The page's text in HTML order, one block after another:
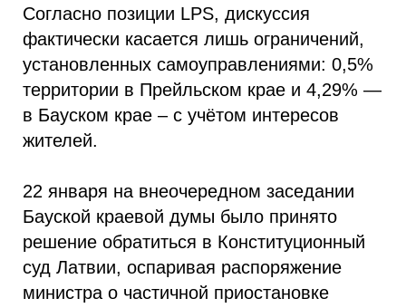
Согласно позиции LPS, дискуссия
фактически касается лишь ограничений,
установленных самоуправлениями: 0,5%
территории в Прейльском крае и 4,29% —
в Бауском крае – с учётом интересов
жителей.
22 января на внеочередном заседании
Бауской краевой думы было принято
решение обратиться в Конституционный
суд Латвии, оспаривая распоряжение
министра о частичной приостановке